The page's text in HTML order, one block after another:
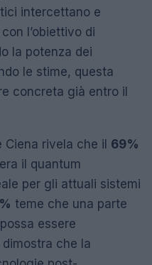
intercettano e
l’obiettivo di
la potenza dei
le stime, questa
concreta già entro il
rivela che il 69%
il quantum
per gli attuali sistemi
teme che una parte
essere
che la